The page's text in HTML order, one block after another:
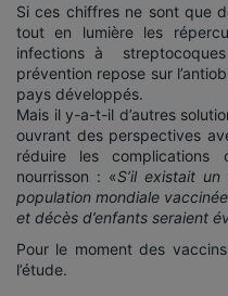
Si ces chiffres ne sont que
tout en lumière les
infections à
prévention repose sur
pays développés.
Mais il y-a-t-il d’autres
ouvrant des perspectives
réduire les
nourrisson : «S’il existait
population mondiale
et décès d’enfants seraient
Pour le moment des
l’étude.